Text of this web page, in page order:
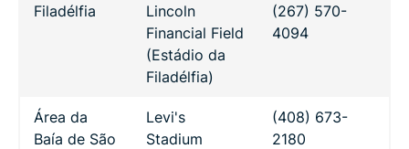
Filadélfia
Lincoln
Financial Field
(Estádio da
Filadélfia)
(267) 570-
4094
Área da
Baía de São
Levi's
Stadium
(408) 673-
2180